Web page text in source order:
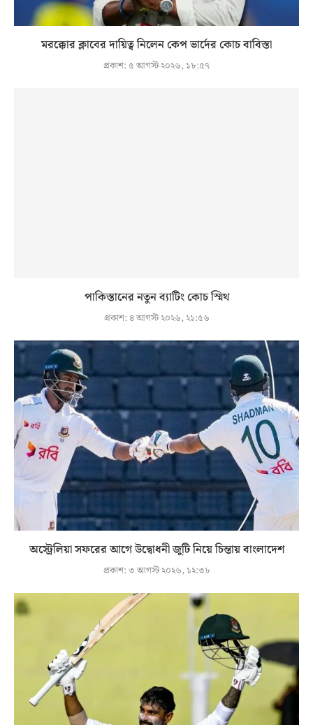
মরক্কোর ক্লাবের দায়িত্ব নিলেন কেপ ভার্দের কোচ বাবিস্তা
প্রকাশ: ৫ আগস্ট ২০২৬, ১৮:৫৭
পাকিস্তানের নতুন ব্যাটিং কোচ স্মিথ
প্রকাশ: ৪ আগস্ট ২০২৬, ২১:৫৬
অস্ট্রেলিয়া সফরের আগে উদ্বোধনী জুটি নিয়ে চিন্তায় বাংলাদেশ
প্রকাশ:৩ আগস্ট ২০২৬, ১২:৩৮